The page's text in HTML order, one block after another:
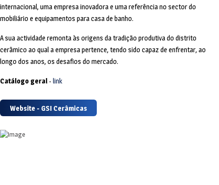
internacional, uma empresa inovadora e uma referência no sector do
mobiliário e equipamentos para casa de banho.
A sua actividade remonta às origens da tradição produtiva do distrito
cerâmico ao qual a empresa pertence, tendo sido capaz de enfrentar, ao
longo dos anos, os desafios do mercado.
Catálogo geral - link
Website - GSI Cerâmicas